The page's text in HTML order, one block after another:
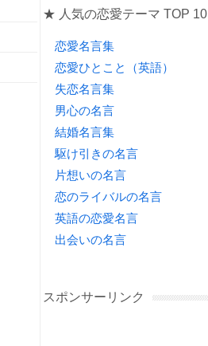
★ 人気の恋愛テーマ TOP 10
恋愛名言集
恋愛ひとこと（英語）
失恋名言集
男心の名言
結婚名言集
駆け引きの名言
片想いの名言
恋のライバルの名言
英語の恋愛名言
出会いの名言
スポンサーリンク